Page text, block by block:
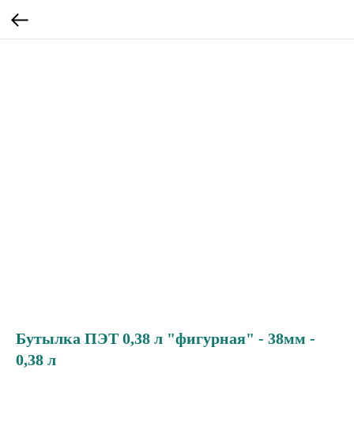
Бутылка ПЭТ 0,38 л "фигурная" - 38мм -
0,38 л